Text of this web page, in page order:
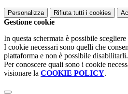
Personalizza Rifiuta tutti i cookies
Gestione cookie
In questa schermata è possibile
I cookie necessari sono quelli che
piattaforma e non è possibile disabilitarli.
Per conoscere quali sono i cookie
visionare la COOKIE POLICY.